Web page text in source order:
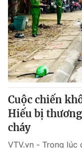
® Cấm sao chép dưới
thuận bằng văn bản.
thông tin từ website
Cuộc chiến
Hiếu bị
cháy
VTV.vn - Trong lúc